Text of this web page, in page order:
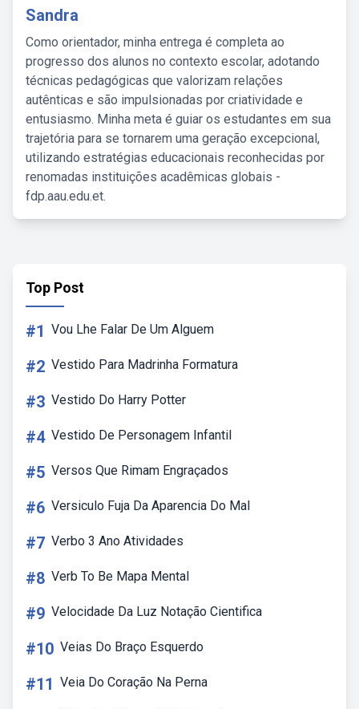
Sandra
Como orientador, minha entrega é completa ao
progresso dos alunos no contexto escolar, adotando
técnicas pedagógicas que valorizam relações
autênticas e são impulsionadas por criatividade e
entusiasmo. Minha meta é guiar os estudantes em sua
trajetória para se tornarem uma geração excepcional,
utilizando estratégias educacionais reconhecidas por
renomadas instituições acadêmicas globais -
fdp.aau.edu.et.
Top Post
#1 Vou Lhe Falar De Um Alguem
#2 Vestido Para Madrinha Formatura
#3 Vestido Do Harry Potter
#4 Vestido De Personagem Infantil
#5 Versos Que Rimam Engraçados
#6 Versiculo Fuja Da Aparencia Do Mal
#7 Verbo 3 Ano Atividades
#8 Verb To Be Mapa Mental
#9 Velocidade Da Luz Notação Cientifica
#10 Veias Do Braço Esquerdo
#11 Veia Do Coração Na Perna